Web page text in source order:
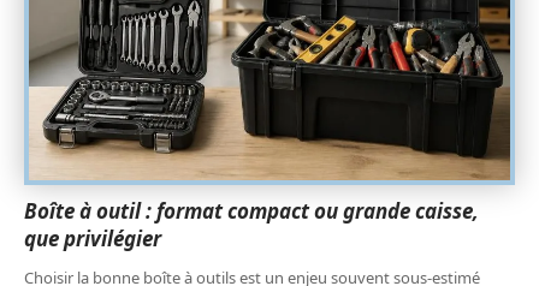
Boîte à outil : format compact ou grande caisse,
que privilégier
Choisir la bonne boîte à outils est un enjeu souvent sous-estimé